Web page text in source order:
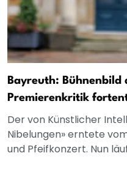
Bayreuth: Bühnenbild
Premierenkritik
Der von Künstlicher
Nibelungen» erntete
und Pfeifkonzert. Nun